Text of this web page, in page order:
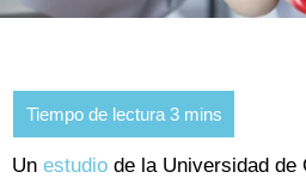
Un estudio de la Universidad de